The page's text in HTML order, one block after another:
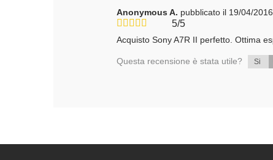
Anonymous A. pubblicato il 19/04/2016
5/5
Acquisto Sony A7R II perfetto. Ottima
Questa recensione è stata utile? Si